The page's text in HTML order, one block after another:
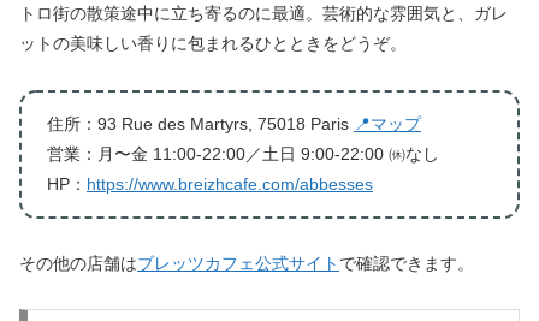
トロ街の散策途中に立ち寄るのに最適。芸術的な雰囲気と、ガレ
ットの美味しい香りに包まれるひとときをどうぞ。
住所：93 Rue des Martyrs, 75018 Paris 📍マップ
営業：月〜金 11:00-22:00／土日 9:00-22:00 ㉁なし
HP： https://www.breizhcafe.com/abbesses
その他の店舗はブレッツカフェ公式サイト で確認できます。